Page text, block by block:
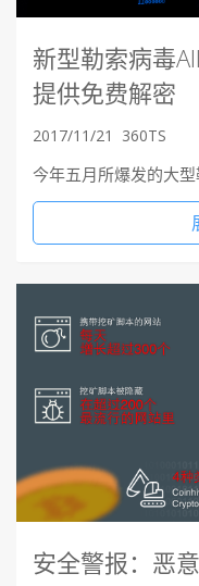
新型勒索病毒
提供免费解密
2017/11/21 360TS
今年五月所爆发的大
安全警报：恶